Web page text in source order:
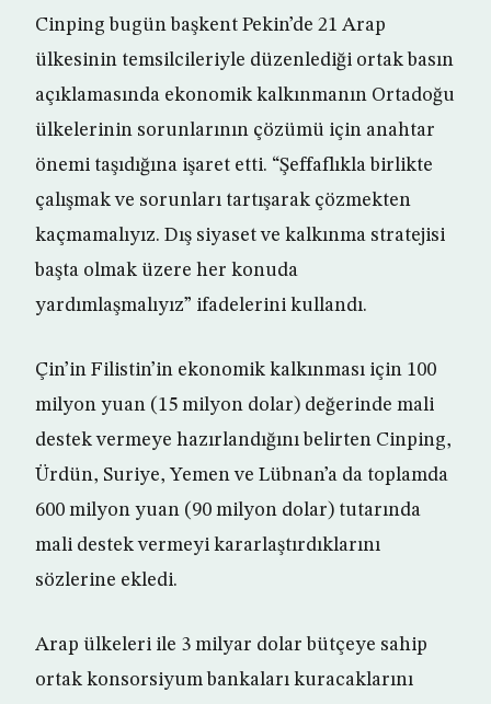
Cinping bugün başkent Pekin’de 21 Arap
ülkesinin temsilcileriyle düzenlediği ortak basın
açıklamasında ekonomik kalkınmanın Ortadoğu
ülkelerinin sorunlarının çözümü için anahtar
önemi taşıdığına işaret etti. “Şeffaflıkla birlikte
çalışmak ve sorunları tartışarak çözmekten
kaçmamalıyız. Dış siyaset ve kalkınma stratejisi
başta olmak üzere her konuda
yardımlaşmalıyız” ifadelerini kullandı.
Çin’in Filistin’in ekonomik kalkınması için 100
milyon yuan (15 milyon dolar) değerinde mali
destek vermeye hazırlandığını belirten Cinping,
Ürdün, Suriye, Yemen ve Lübnan’a da toplamda
600 milyon yuan (90 milyon dolar) tutarında
mali destek vermeyi kararlaştırdıklarını
sözlerine ekledi.
Arap ülkeleri ile 3 milyar dolar bütçeye sahip
ortak konsorsiyum bankaları kuracaklarını